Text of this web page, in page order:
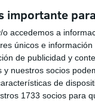
importante
o accedemos a
únicos e
de publicidad y
nuestros socios
de
1733 socios para
en el
por
de las categorías